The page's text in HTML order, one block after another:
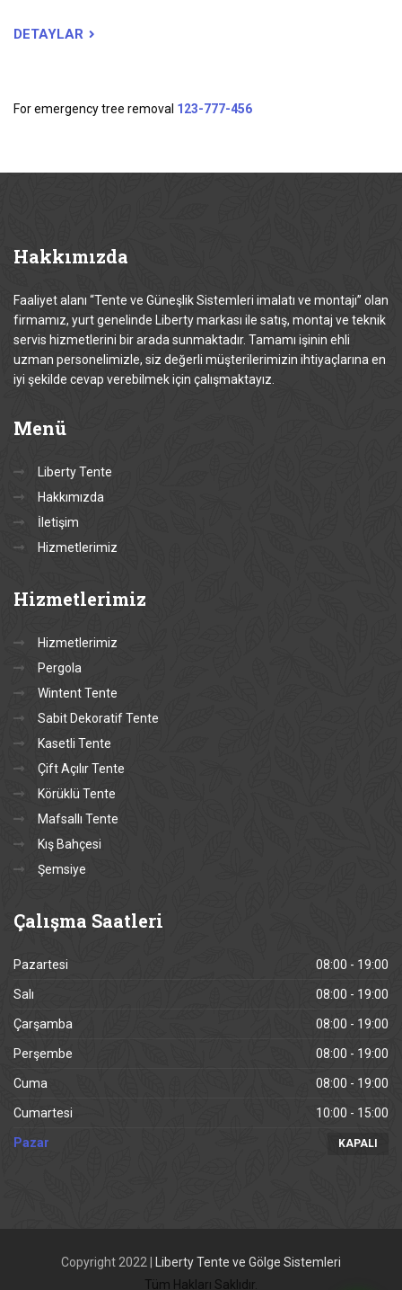
DETAYLAR
For emergency tree removal 123-777-456
Hakkımızda
Faaliyet alanı “Tente ve Güneşlik Sistemleri imalatı ve montajı” olan
firmamız, yurt genelinde Liberty markası ile satış, montaj ve teknik
servis hizmetlerini bir arada sunmaktadır. Tamamı işinin ehli
uzman personelimizle, siz değerli müşterilerimizin ihtiyaçlarına en
iyi şekilde cevap verebilmek için çalışmaktayız.
Menü
Liberty Tente
Hakkımızda
İletişim
Hizmetlerimiz
Hizmetlerimiz
Hizmetlerimiz
Pergola
Wintent Tente
Sabit Dekoratif Tente
Kasetli Tente
Çift Açılır Tente
Körüklü Tente
Mafsallı Tente
Kış Bahçesi
Şemsiye
Çalışma Saatleri
Pazartesi 08:00 - 19:00
Salı 08:00 - 19:00
Çarşamba 08:00 - 19:00
Perşembe 08:00 - 19:00
Cuma 08:00 - 19:00
Cumartesi 10:00 - 15:00
Pazar KAPALI
Copyright 2022 |
Liberty Tente ve Gölge Sistemleri
Tüm Hakları Saklıdır.